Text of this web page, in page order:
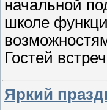
начальной
школе
Гостей
Яркий